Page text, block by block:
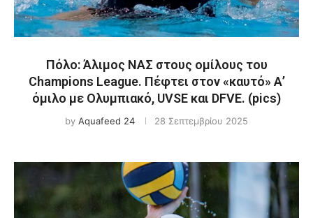
Πόλο: Άλιμος ΝΑΣ στους ομίλους του
Champions League. Πέφτει στον «καυτό» Α’
όμιλο με Ολυμπιακό, UVSE και DFVE. (pics)
by Aquafeed 24 28 Σεπτεμβρίου 2025